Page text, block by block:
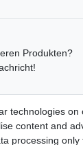
Produkten?
technologies
content and
processing